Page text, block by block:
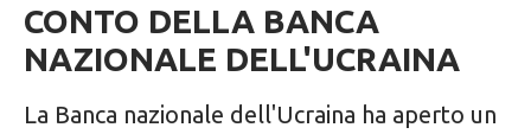
CONTO DELLA BANCA
NAZIONALE DELL'UCRAINA
La Banca nazionale dell'Ucraina ha aperto un